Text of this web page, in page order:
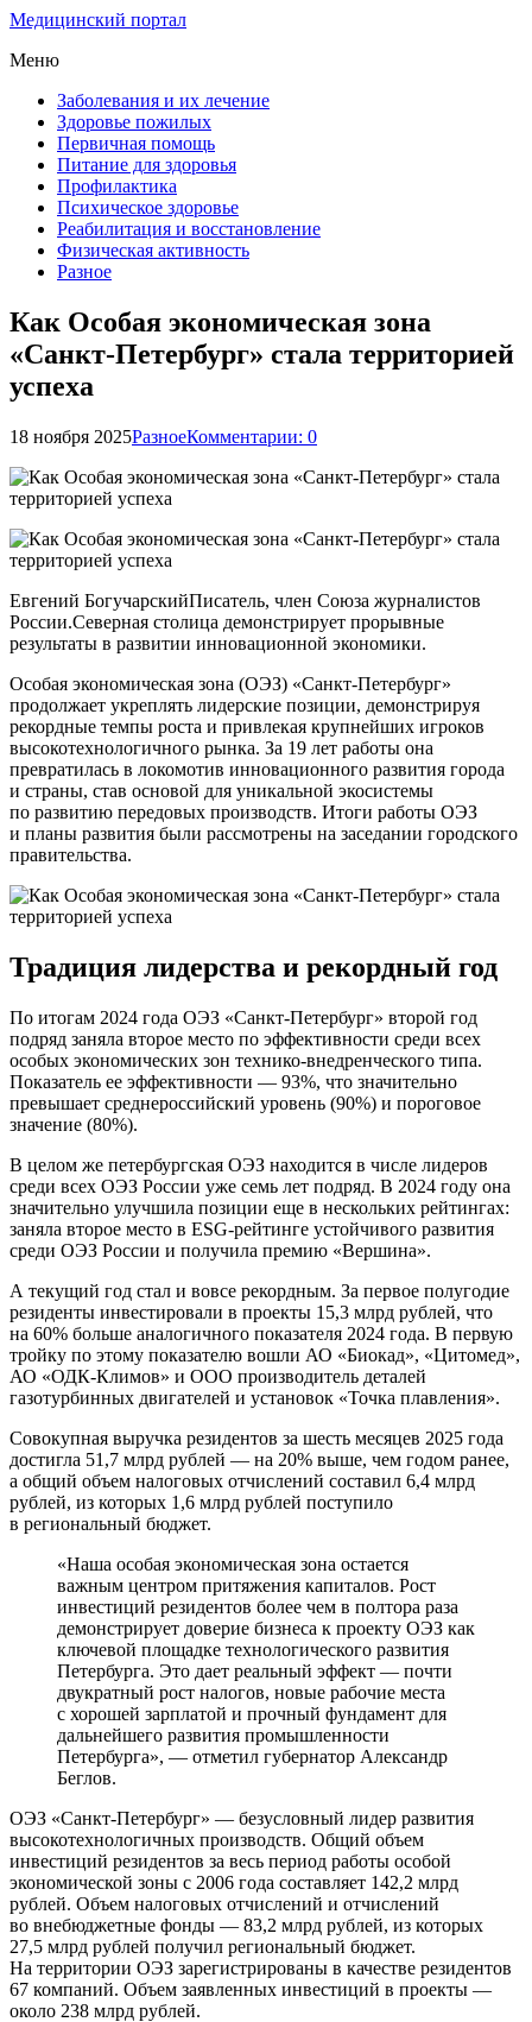
Медицинский портал
Меню
Заболевания и их лечение
Здоровье пожилых
Первичная помощь
Питание для здоровья
Профилактика
Психическое здоровье
Реабилитация и восстановление
Физическая активность
Разное
Как Особая экономическая зона
«Санкт-Петербург» стала территорией
успеха
18 ноября 2025РазноеКомментарии: 0
Евгений БогучарскийПисатель, член Союза журналистов
России.Северная столица демонстрирует прорывные
результаты в развитии инновационной экономики.
Особая экономическая зона (ОЭЗ) «Санкт-Петербург»
продолжает укреплять лидерские позиции, демонстрируя
рекордные темпы роста и привлекая крупнейших игроков
высокотехнологичного рынка. За 19 лет работы она
превратилась в локомотив инновационного развития города
и страны, став основой для уникальной экосистемы
по развитию передовых производств. Итоги работы ОЭЗ
и планы развития были рассмотрены на заседании городского
правительства.
Традиция лидерства и рекордный год
По итогам 2024 года ОЭЗ «Санкт-Петербург» второй год
подряд заняла второе место по эффективности среди всех
особых экономических зон технико-внедренческого типа.
Показатель ее эффективности — 93%, что значительно
превышает среднероссийский уровень (90%) и пороговое
значение (80%).
В целом же петербургская ОЭЗ находится в числе лидеров
среди всех ОЭЗ России уже семь лет подряд. В 2024 году она
значительно улучшила позиции еще в нескольких рейтингах:
заняла второе место в ESG-рейтинге устойчивого развития
среди ОЭЗ России и получила премию «Вершина».
А текущий год стал и вовсе рекордным. За первое полугодие
резиденты инвестировали в проекты 15,3 млрд рублей, что
на 60% больше аналогичного показателя 2024 года. В первую
тройку по этому показателю вошли АО «Биокад», «Цитомед»,
АО «ОДК-Климов» и ООО производитель деталей
газотурбинных двигателей и установок «Точка плавления».
Совокупная выручка резидентов за шесть месяцев 2025 года
достигла 51,7 млрд рублей — на 20% выше, чем годом ранее,
а общий объем налоговых отчислений составил 6,4 млрд
рублей, из которых 1,6 млрд рублей поступило
в региональный бюджет.
«Наша особая экономическая зона остается
важным центром притяжения капиталов. Рост
инвестиций резидентов более чем в полтора раза
демонстрирует доверие бизнеса к проекту ОЭЗ как
ключевой площадке технологического развития
Петербурга. Это дает реальный эффект — почти
двукратный рост налогов, новые рабочие места
с хорошей зарплатой и прочный фундамент для
дальнейшего развития промышленности
Петербурга», — отметил губернатор Александр
Беглов.
ОЭЗ «Санкт-Петербург» — безусловный лидер развития
высокотехнологичных производств. Общий объем
инвестиций резидентов за весь период работы особой
экономической зоны с 2006 года составляет 142,2 млрд
рублей. Объем налоговых отчислений и отчислений
во внебюджетные фонды — 83,2 млрд рублей, из которых
27,5 млрд рублей получил региональный бюджет.
На территории ОЭЗ зарегистрированы в качестве резидентов
67 компаний. Объем заявленных инвестиций в проекты —
около 238 млрд рублей.